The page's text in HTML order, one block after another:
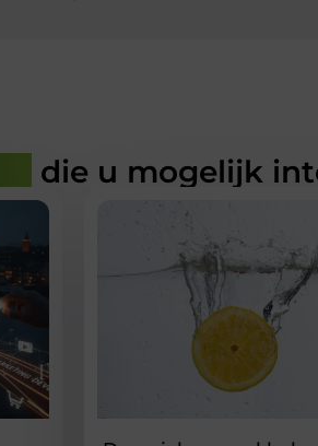
die u mogelijk